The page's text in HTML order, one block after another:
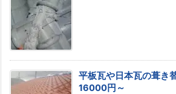
平板瓦や日本瓦の葺
16000円～